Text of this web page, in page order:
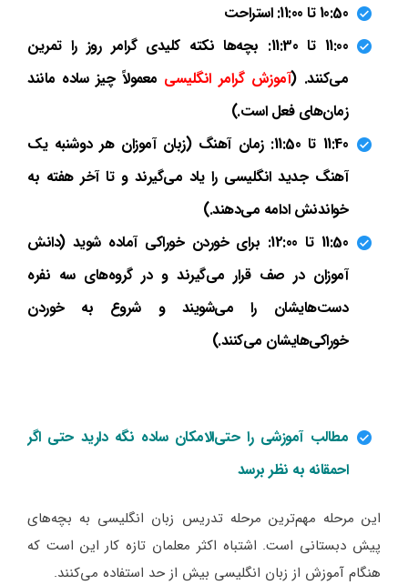
10:50 تا 11:00: استراحت
11:00 تا 11:30: بچه‌ها نکته کلیدی گرامر روز را تمرین
می‌کنند. (آموزش گرامر انگلیسی معمولاً چیز ساده مانند
زمان‌های فعل است.)
11:40 تا 11:50: زمان آهنگ (زبان آموزان هر دوشنبه یک
آهنگ جدید انگلیسی را یاد می‌گیرند و تا آخر هفته به
خواندنش ادامه می‌دهند.)
11:50 تا 12:00: برای خوردن خوراکی آماده شوید (دانش
آموزان در صف قرار می‌گیرند و در گروه‌های سه نفره
دست‌هایشان را می‌شویند و شروع به خوردن
خوراکی‌هایشان می‌کنند.)
مطالب آموزشی را حتی‌الامکان ساده نگه دارید حتی اگر
احمقانه به نظر برسد
این مرحله مهم‌ترین مرحله تدریس زبان انگلیسی به بچه‌های
پیش دبستانی است. اشتباه اکثر معلمان تازه کار این است که
هنگام آموزش از زبان انگلیسی بیش از حد استفاده می‌کنند.